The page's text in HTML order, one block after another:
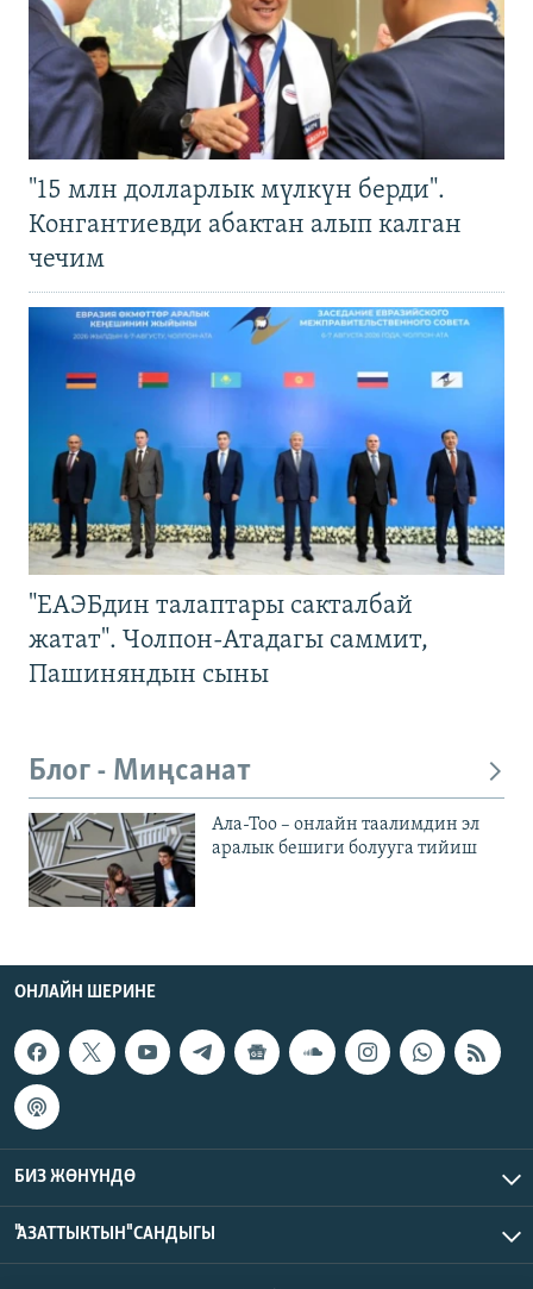
"15 млн долларлык мүлкүн берди".
Конгантиевди абактан алып калган
чечим
"ЕАЭБдин талаптары сакталбай
жатат". Чолпон-Атадагы саммит,
Пашиняндын сыны
Блог - Миңсанат
Ала-Тоо – онлайн таалимдин эл
аралык бешиги болууга тийиш
ОНЛАЙН ШЕРИНЕ
БИЗ ЖӨНҮНДӨ
"АЗАТТЫКТЫН" САНДЫГЫ